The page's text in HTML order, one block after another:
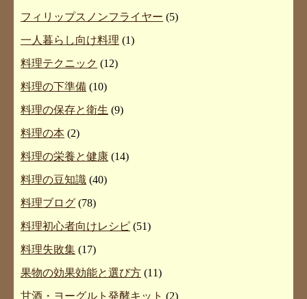
フィリップスノンフライヤー (5)
一人暮らし向け料理 (1)
料理テクニック (12)
料理の下準備 (10)
料理の保存と衛生 (9)
料理の本 (2)
料理の栄養と健康 (14)
料理の豆知識 (40)
料理ブログ (78)
料理初心者向けレシピ (51)
料理失敗集 (17)
果物の効果効能と選び方 (11)
甘酒・ヨーグルト発酵キット (2)